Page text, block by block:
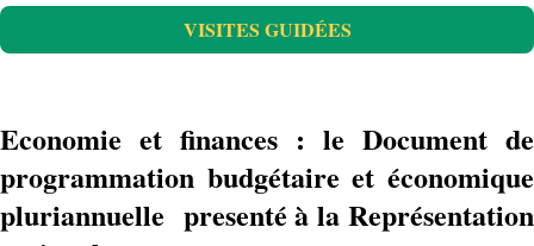
VISITES GUIDÉES
‎Economie et finances : le Document de
programmation budgétaire et économique
pluriannuelle presenté à la Représentation